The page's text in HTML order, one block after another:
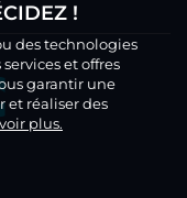
!
des technologies
et offres
garantir une
réaliser des
plus.